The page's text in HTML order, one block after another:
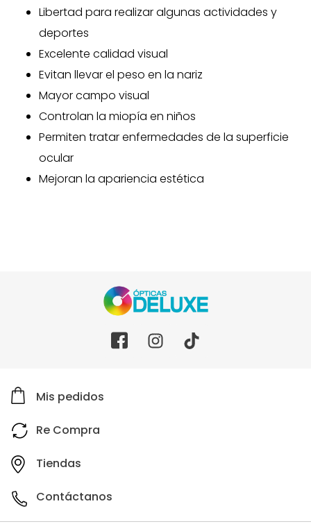
Libertad para realizar algunas actividades y
deportes
Excelente calidad visual
Evitan llevar el peso en la nariz
Mayor campo visual
Controlan la miopía en niños
Permiten tratar enfermedades de la superficie
ocular
Mejoran la apariencia estética
Mis pedidos
Re Compra
Tiendas
Contáctanos